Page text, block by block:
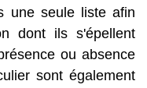
une seule liste afin
dont ils s'épellent
ou absence
sont également